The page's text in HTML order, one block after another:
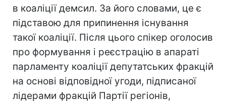
в коаліції демсил. За його словами, це є
підставою для припинення існування
такої коаліції. Після цього спікер оголосив
про формування і реєстрацію в апараті
парламенту коаліції депутатських фракцій
на основі відповідної угоди, підписаної
лідерами фракцій Партії регіонів,